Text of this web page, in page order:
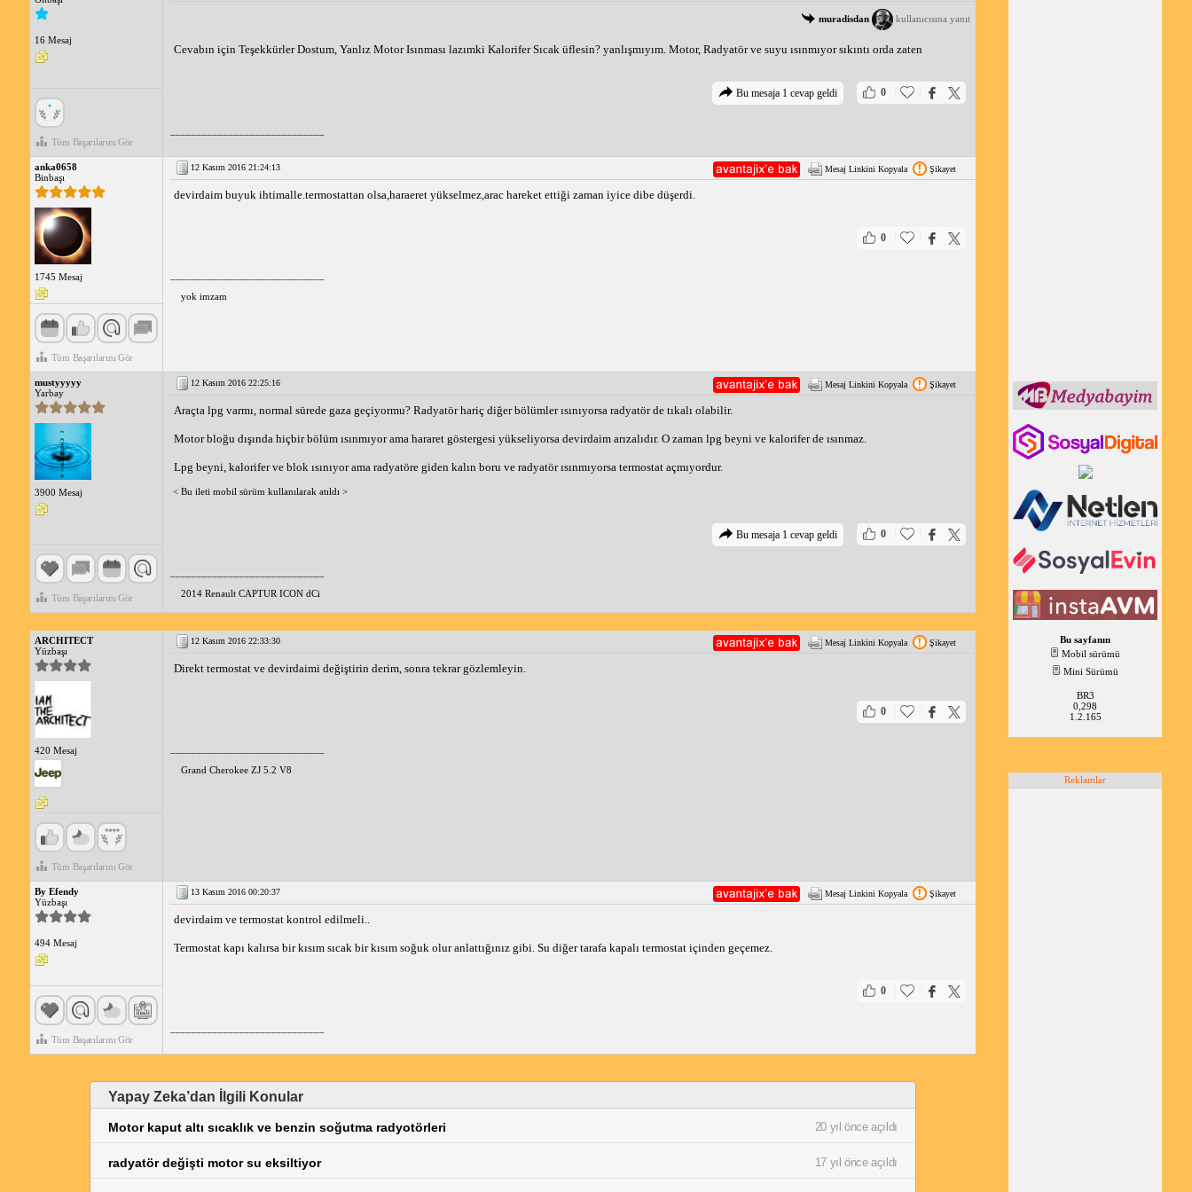
16 Mesaj
Tüm Başarılarını Gör
muradisdan kullanıcısına yanıt
Cevabın için Teşekkürler Dostum, Yanlız Motor Isınması lazımki Kalorifer Sıcak üflesin? yanlışmıyım. Motor, Radyatör ve suyu ısınmıyor sıkıntı orda zaten
0
Bu mesaja 1 cevap geldi
anka0658
Binbaşı
1745 Mesaj
Tüm Başarılarını Gör
12 Kasım 2016 21:24:13 Mesaj Linkini Kopyala Şikayet
devirdaim buyuk ihtimalle.termostattan olsa,haraeret yükselmez,arac hareket ettiği zaman iyice dibe düşerdi.
0
yok imzam
mustyyyyy
Yarbay
3900 Mesaj
Tüm Başarılarını Gör
12 Kasım 2016 22:25:16 Mesaj Linkini Kopyala Şikayet
Araçta lpg varmı, normal sürede gaza geçiyormu? Radyatör hariç diğer bölümler ısınıyorsa radyatör de tıkalı olabilir.
Motor bloğu dışında hiçbir bölüm ısınmıyor ama hararet göstergesi yükseliyorsa devirdaim arızalıdır. O zaman lpg beyni ve kalorifer de ısınmaz.
Lpg beyni, kalorifer ve blok ısınıyor ama radyatöre giden kalın boru ve radyatör ısınmıyorsa termostat açmıyordur.
< Bu ileti mobil sürüm kullanılarak atıldı >
0
Bu mesaja 1 cevap geldi
2014 Renault CAPTUR ICON dCi
ARCHITECT
Yüzbaşı
420 Mesaj
Tüm Başarılarını Gör
12 Kasım 2016 22:33:30 Mesaj Linkini Kopyala Şikayet
Direkt termostat ve devirdaimi değiştirin derim, sonra tekrar gözlemleyin.
0
Grand Cherokee ZJ 5.2 V8
By Efendy
Yüzbaşı
494 Mesaj
Tüm Başarılarını Gör
13 Kasım 2016 00:20:37 Mesaj Linkini Kopyala Şikayet
devirdaim ve termostat kontrol edilmeli..
Termostat kapı kalırsa bir kısım sıcak bir kısım soğuk olur anlattığınız gibi. Su diğer tarafa kapalı termostat içinden geçemez.
0
Yapay Zeka’dan İlgili Konular
Motor kaput altı sıcaklık ve benzin soğutma radyotörleri 20 yıl önce açıldı
radyatör değişti motor su eksiltiyor 17 yıl önce açıldı
Bu sayfanın
Mobil sürümü
Mini Sürümü
BR3
0,298
1.2.165
Reklamlar